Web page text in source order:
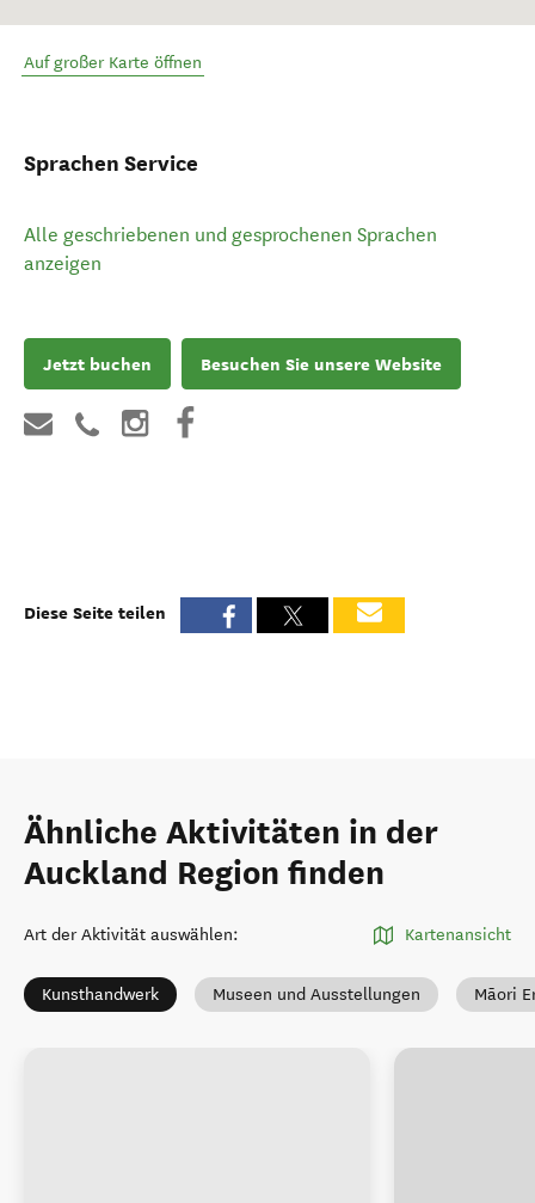
Auf großer Karte öffnen
Sprachen Service
Alle geschriebenen und gesprochenen Sprachen
anzeigen
Jetzt buchen Besuchen Sie unsere Website
Diese Seite teilen
Ähnliche Aktivitäten in der
Auckland Region finden
Art der Aktivität auswählen: Kartenansicht
Kunsthandwerk Museen und Ausstellungen Māori